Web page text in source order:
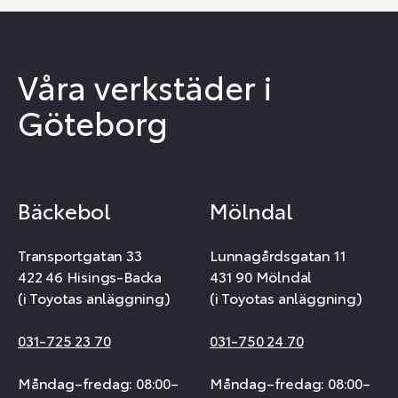
Våra verkstäder i
Göteborg
Bäckebol
Transportgatan 33
422 46 Hisings-Backa
(i Toyotas anläggning)
031-725 23 70
Måndag–fredag: 08:00–
Mölndal
Lunnagårdsgatan 11
431 90 Mölndal
(i Toyotas anläggning)
031-750 24 70
Måndag–fredag: 08:00–